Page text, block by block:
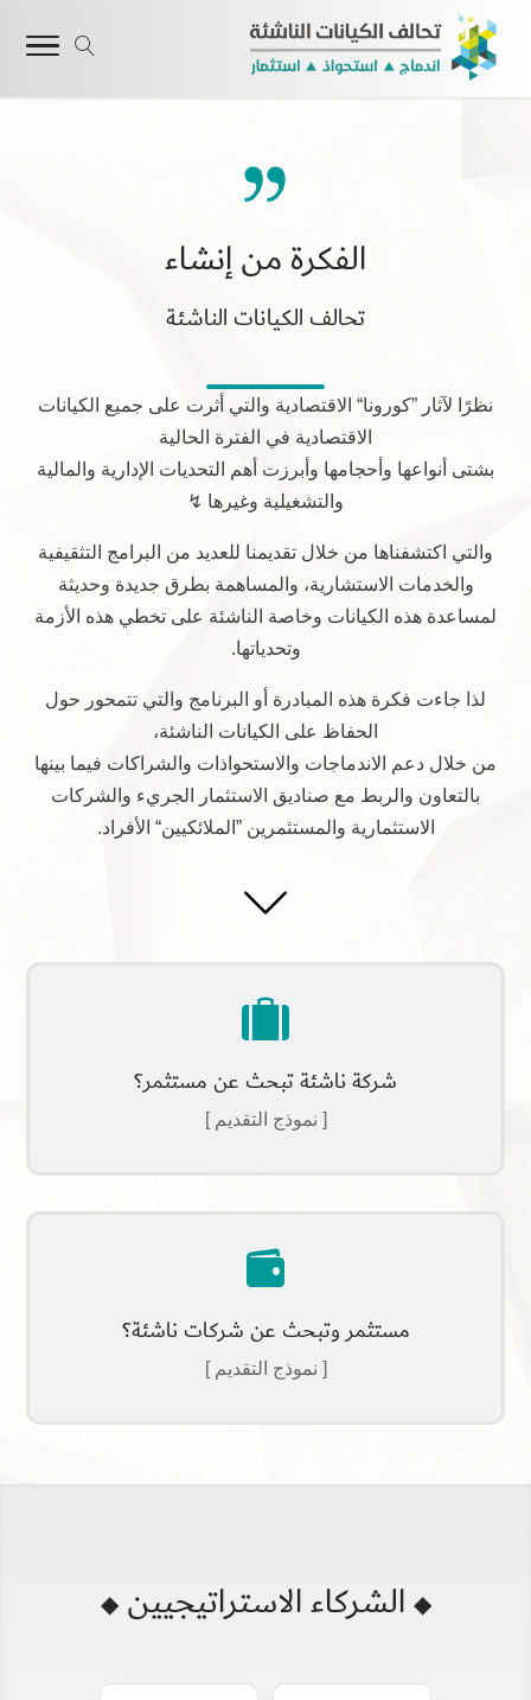

الفكرة من إنشاء
تحالف الكيانات الناشئة
نظرًا لآثار ”كورونا“ الاقتصادية والتي أثرت على جميع الكيانات
الاقتصادية في الفترة الحالية
بشتى أنواعها وأحجامها وأبرزت أهم التحديات الإدارية والمالية
والتشغيلية وغيرها ↯
والتي اكتشفناها من خلال تقديمنا للعديد من البرامج التثقيفية
والخدمات الاستشارية، والمساهمة بطرق جديدة وحديثة
لمساعدة هذه الكيانات وخاصة الناشئة على تخطي هذه الأزمة
وتحدياتها.
لذا جاءت فكرة هذه المبادرة أو البرنامج والتي تتمحور حول
الحفاظ على الكيانات الناشئة،
من خلال دعم الاندماجات والاستحواذات والشراكات فيما بينها
بالتعاون والربط مع صناديق الاستثمار الجريء والشركات
الاستثمارية والمستثمرين ”الملائكيين“ الأفراد.

شركة ناشئة تبحث عن مستثمر؟
[ نموذج التقديم ]

مستثمر وتبحث عن شركات ناشئة؟
[ نموذج التقديم ]
◆ الشركاء الاستراتيجيين◆